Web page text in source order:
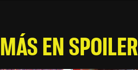
MÁS EN SPOILER